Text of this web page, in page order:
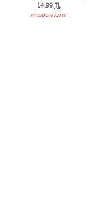
14.99 TL
misspera.com